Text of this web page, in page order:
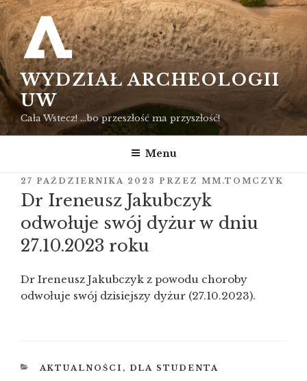
Przejdź
do
treści
WYDZIAŁ ARCHEOLOGII
UW
Cała Wstecz! …bo przeszłość ma przyszłość!
Menu
OPUBLIKOWANE
W
27 PAŹDZIERNIKA 2023 PRZEZ MM.TOMCZYK
Dr Ireneusz Jakubczyk
odwołuje swój dyżur w dniu
27.10.2023 roku
Dr Ireneusz Jakubczyk z powodu choroby
odwołuje swój dzisiejszy dyżur (27.10.2023).
KATEGORIE
AKTUALNOŚCI , DLA STUDENTA